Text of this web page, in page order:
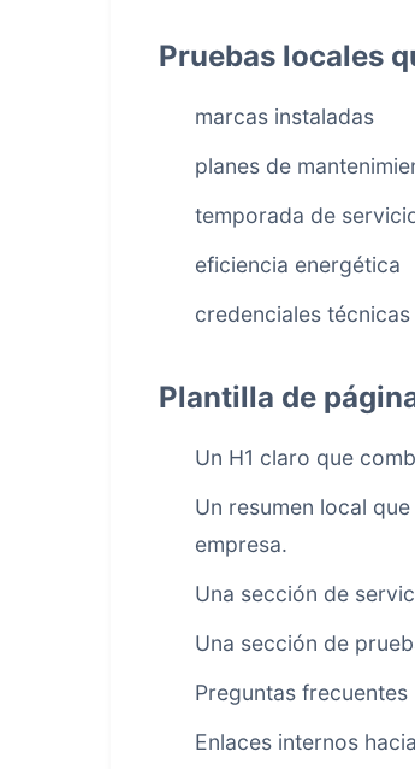
Pruebas locales
marcas instaladas
planes de
temporada de
eficiencia energética
credenciales técnicas
Plantilla de
Un H1 claro que
Un resumen local
empresa.
Una sección de
Una sección de
Preguntas
Enlaces internos